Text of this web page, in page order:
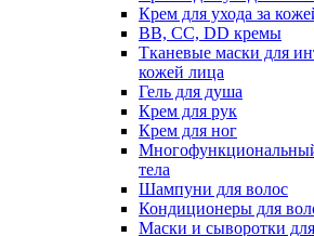
Крем для ухода за
BB, CC, DD кремы
Тканевые маски для
кожей лица
Гель для душа
Крем для рук
Крем для ног
тела
Шампуни для волос
Кондиционеры для
Маски и сыворотки